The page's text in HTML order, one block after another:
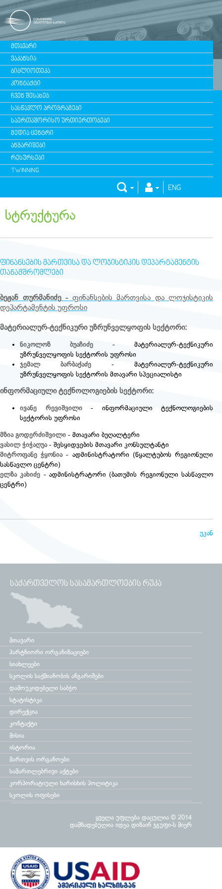
ᲛᲗᲐᲕᲐᲠᲘ
ᲕᲐᲙᲐᲜᲡᲘᲐ
ᲑᲘᲑᲚᲘᲝᲗᲔᲙᲐ
ᲙᲝᲜᲢᲐᲥᲢᲘ
ᲩᲕᲔᲜ ᲨᲔᲡᲐᲮᲔᲑ
ᲡᲐᲡᲬᲐᲕᲚᲝ ᲞᲠᲝᲒᲠᲐᲛᲔᲑᲘ
ᲡᲐᲔᲠᲗᲐᲨᲝᲠᲘᲡᲝ ᲣᲠᲗᲘᲔᲠᲗᲝᲑᲔᲑᲘ
ᲛᲔᲓᲘᲐ ᲪᲔᲜᲢᲠᲘ
ᲐᲜᲒᲐᲠᲘᲨᲔᲑᲘ
ᲠᲔᲡᲣᲠᲡᲔᲑᲘ
TWINNING
ENG
სტრუქტურა
ᲤᲘᲜᲐᲜᲡᲔᲑᲘᲡ ᲛᲐᲠᲗᲕᲘᲡᲐ ᲓᲐ ᲚᲝᲯᲘᲡᲢᲘᲙᲘᲡ ᲓᲔᲞᲐᲠᲢᲐᲛᲔᲜᲢᲘᲡ
ᲗᲐᲜᲐᲛᲨᲠᲝᲛᲚᲔᲑᲘ
ბეჟან თურმანიძე - ფინანსების მართვისა და ლოჯისტიკის
დეპარტამენტის უფროსი
მატერიალურ-ტექნიკური უზრუნველყოფის სექტორი:
ნიკოლოზ ბუაჩიძე - მატერიალურ-ტექნიკური
უზრუნველყოფის სექტორის უფროსი
ჯემალ ბარბაქაძე - მატერიალურ-ტექნიკური
უზრუნველყოფის სექტორის მთავარი სპეციალისტი
ინფორმაციული ტექნოლოგიების სექტორი:
ივანე რევიშვილი- ინფორმაციული ტექნოლოგიების
სექტორის უფროსი
მზია გოდერძიშვილი - მთავარი ბუღალტერი
ვასილ ჭიჭაღუა- შესყიდვების მთავარი კონსულტანტი
მიტროფანე ჭყონია- ადმინისტრატორი (წყალტუბოს რეგიონული
სასწავლო ცენტრი)
ელზა კახიძე - ადმინისტრატორი (ბათუმის რეგიონული სასწავლო
ცენტრი)
უკან
ᲡᲐᲥᲐᲠᲗᲕᲔᲚᲝᲡ ᲡᲐᲡᲐᲛᲐᲠᲗᲚᲝᲔᲑᲘᲡ ᲠᲣᲙᲐ
მთავარი
პარტნიორი ორგანიზაციები
სიახლეები
სკოლის საქმიანობის ანგარიშები
დამოუკიდებელი საბჭო
სტატისტიკა
დირექცია
კონტაქტი
მისია
ისტორია
მართვის ორგანოები
სამართლებრივი აქტები
კორპორატიული ხარისხის პოლიტიკა
სკოლის ოფისები
ყველა უფლება დაცულია © 2014
დამზადებულიაიდეა დიზაინ ჯგუფი-ს მიერ